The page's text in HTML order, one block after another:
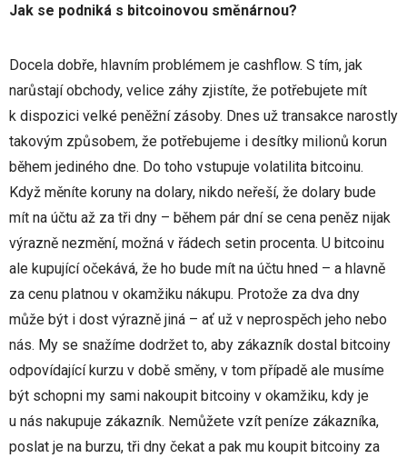
Jak se podniká s bitcoinovou směnárnou?
Docela dobře, hlavním problémem je cashflow. S tím, jak
narůstají obchody, velice záhy zjistíte, že potřebujete mít
k dispozici velké peněžní zásoby. Dnes už transakce narostly
takovým způsobem, že potřebujeme i desítky milionů korun
během jediného dne. Do toho vstupuje volatilita bitcoinu.
Když měníte koruny na dolary, nikdo neřeší, že dolary bude
mít na účtu až za tři dny – během pár dní se cena peněz nijak
výrazně nezmění, možná v řádech setin procenta. U bitcoinu
ale kupující očekává, že ho bude mít na účtu hned – a hlavně
za cenu platnou v okamžiku nákupu. Protože za dva dny
může být i dost výrazně jiná – ať už v neprospěch jeho nebo
nás. My se snažíme dodržet to, aby zákazník dostal bitcoiny
odpovídající kurzu v době směny, v tom případě ale musíme
být schopni my sami nakoupit bitcoiny v okamžiku, kdy je
u nás nakupuje zákazník. Nemůžete vzít peníze zákazníka,
poslat je na burzu, tři dny čekat a pak mu koupit bitcoiny za